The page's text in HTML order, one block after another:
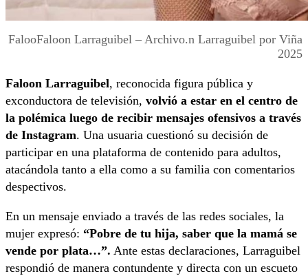
FalooFaloon Larraguibel – Archivo.n Larraguibel por Viña
2025
Faloon Larraguibel, reconocida figura pública y
exconductora de televisión, volvió a estar en el centro de
la polémica luego de recibir mensajes ofensivos a través
de Instagram. Una usuaria cuestionó su decisión de
participar en una plataforma de contenido para adultos,
atacándola tanto a ella como a su familia con comentarios
despectivos.
En un mensaje enviado a través de las redes sociales, la
mujer expresó: “Pobre de tu hija, saber que la mamá se
vende por plata…”. Ante estas declaraciones, Larraguibel
respondió de manera contundente y directa con un escueto